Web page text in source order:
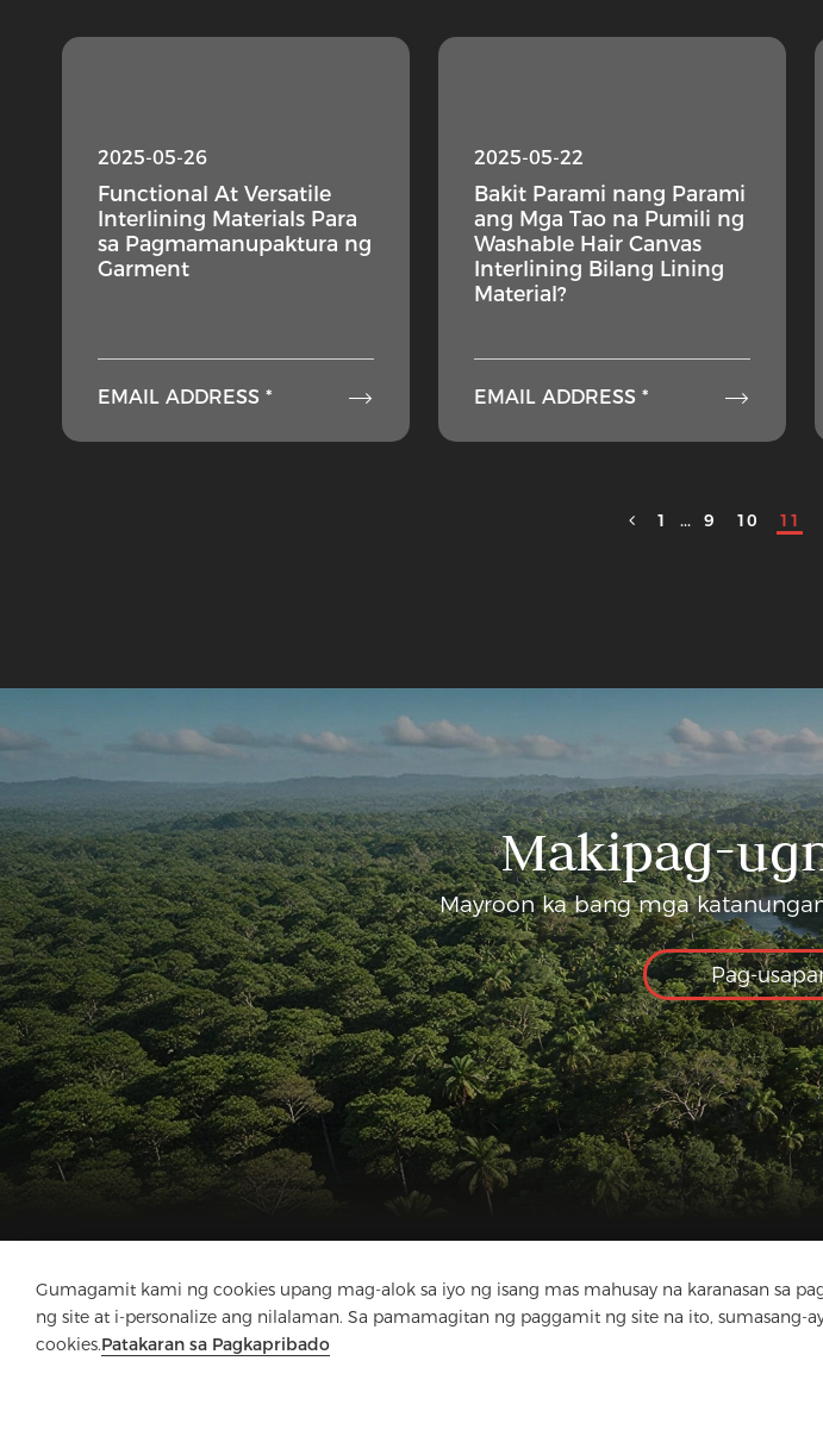
Gumagamit kami ng cookies upang mag-alok sa iyo ng isang mas mahusay na karanasan sa
ng site at i-personalize ang nilalaman. Sa pamamagitan ng paggamit ng site na ito, sumasang-
cookies.Patakaran sa Pagkapribado
2025-05-26
Functional At Versatile
Interlining Materials Para
sa Pagmamanupaktura ng
Garment
EMAIL ADDRESS * 
2025-05-22
Bakit Parami nang Parami
ang Mga Tao na Pumili ng
Washable Hair Canvas
Interlining Bilang Lining
Material?
EMAIL ADDRESS * 
1 ... 9 10 11
Makipag-
Mayroon ka bang mga
Pag-
Kumpanya Produkto Solusyon Kalamangan Media FAQ